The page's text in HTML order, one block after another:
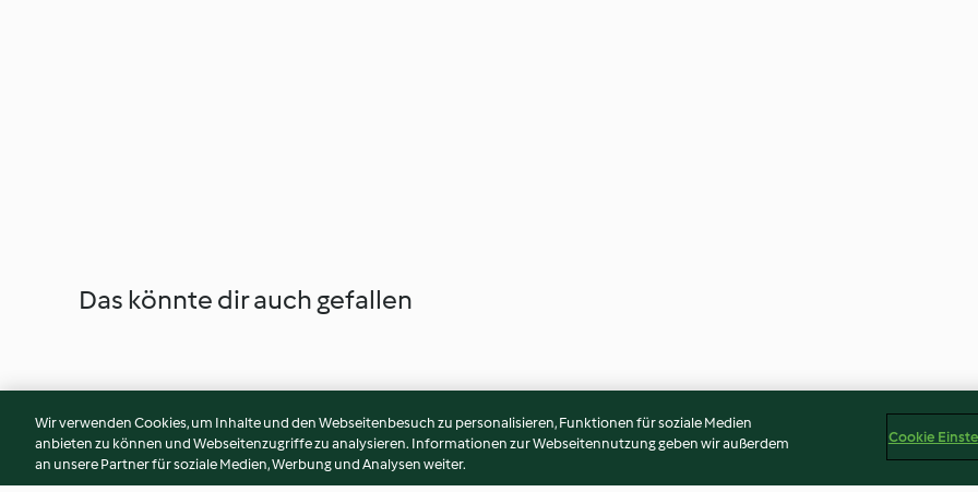
Das könnte dir auch gefallen
Wir verwenden Cookies, um Inhalte und den Webseitenbesuch zu personalisieren, Funktionen für soziale Medien
anbieten zu können und Webseitenzugriffe zu analysieren. Informationen zur Webseitennutzung geben wir außerdem
an unsere Partner für soziale Medien, Werbung und Analysen weiter.
Cookie